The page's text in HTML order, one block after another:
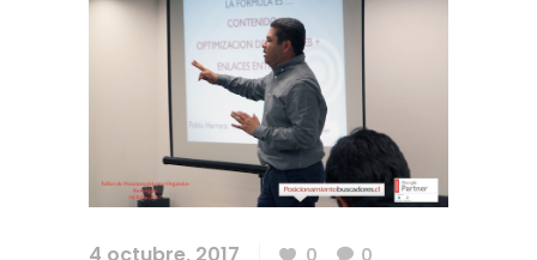
4 octubre, 2017 0
0